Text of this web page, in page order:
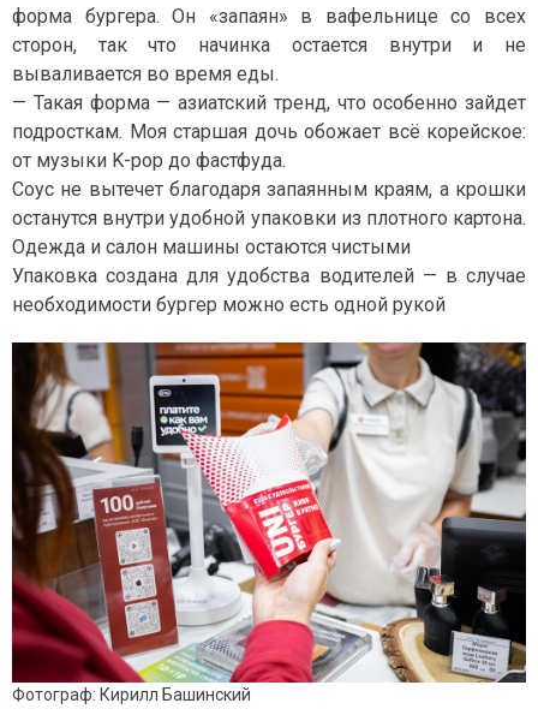
форма бургера. Он «запаян» в вафельнице со всех
сторон, так что начинка остается внутри и не
вываливается во время еды.
— Такая форма — азиатский тренд, что особенно зайдет
подросткам. Моя старшая дочь обожает всё корейское:
от музыки K-рop до фастфуда.
Соус не вытечет благодаря запаянным краям, а крошки
останутся внутри удобной упаковки из плотного картона.
Одежда и салон машины остаются чистыми
Упаковка создана для удобства водителей — в случае
необходимости бургер можно есть одной рукой
Фотограф: Кирилл Башинский